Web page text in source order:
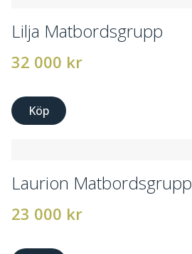
Lilja Matbordsgrupp
32 000 kr
Köp
Laurion Matbordsgrupp
23 000 kr